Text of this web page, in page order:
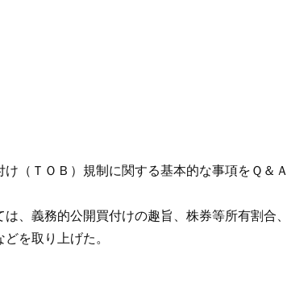
（ＴＯＢ）規制に関する基本的な事項をＱ＆Ａ
、義務的公開買付けの趣旨、株券等所有割合
を取り上げた。